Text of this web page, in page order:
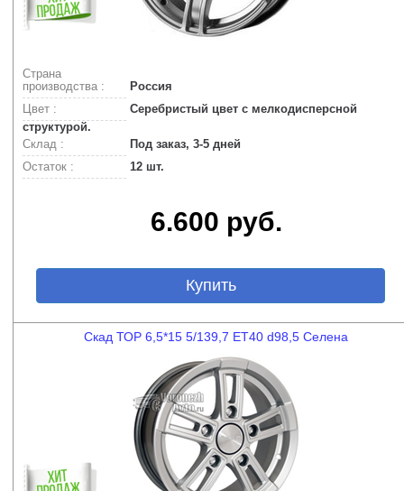
Страна
производства :
Россия
Цвет :
Серебристый цвет с мелкодисперсной
структурой.
Склад :
Под заказ, 3-5 дней
Остаток :
12 шт.
6.600 руб.
Купить
Скад ТОР 6,5*15 5/139,7 ET40 d98,5 Селена